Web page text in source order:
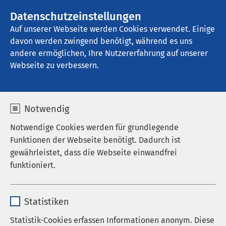
Datenschutzeinstellungen
Auf unserer Webseite werden Cookies verwendet. Einige
davon werden zwingend benötigt, während es uns
andere ermöglichen, Ihre Nutzererfahrung auf unserer
Webseite zu verbessern.
Notwendig
Notwendige Cookies werden für grundlegende
Funktionen der Webseite benötigt. Dadurch ist
gewährleistet, dass die Webseite einwandfrei
funktioniert.
Anbieter sgalinski
Statistiken
Statistik-Cookies erfassen Informationen anonym. Diese
AMEOS Klinikum St. Clemens Oberhausen